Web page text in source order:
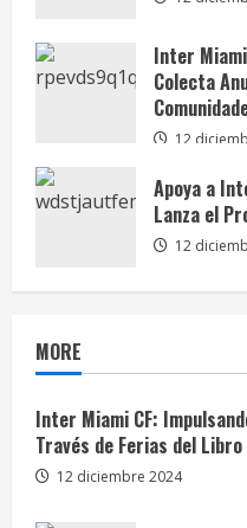
Inter
Colecta
12
Apoya a
Lanza el
12
MORE
Inter Miami CF:
Través de Ferias del Libro
12 diciembre 2024